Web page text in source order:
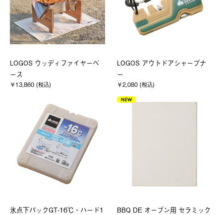
LOGOS ウッディファイヤーベ
ース
￥13,860 (税込)
LOGOS アウトドアシャープナ
ー
￥2,080 (税込)
氷点下パックGT-16℃・ハード1
NEW
BBQ DE オーブン用 セラミック